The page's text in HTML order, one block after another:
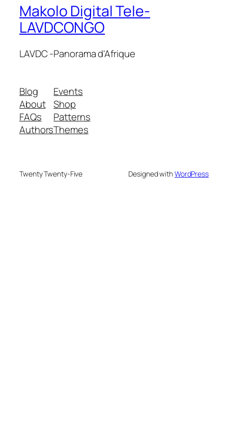
Makolo Digital Tele-
LAVDCONGO
LAVDC -Panorama d'Afrique
Blog
About
FAQs
Authors
Events
Shop
Patterns
Themes
Twenty Twenty-Five Designed withWordPress